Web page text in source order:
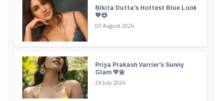
Nikita Dutta's Hottest Blue Look
💙😍
03 August 2026
Priya Prakash Varrier's Sunny
Glam 💛🌼
24 July 2026